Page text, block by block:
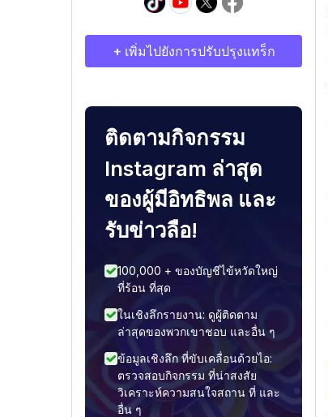
+ เพิ่มไปยังการปรับปรุงแทร็ก
ติดตามกิจกรรม
Instagram ล่าสุด
ของผู้มีอิทธิพล และ
รับข่าวลือ!
100,000 + ของบัญชีไข้หวัดใหญ่
ที่ร้อน ที่สุด
ในเชิงลึกรายงาน: ดูผู้ติดตาม
ล่าสุดของพวกเขาชอบ และอื่น ๆ
ข้อมูลเชิงลึก ที่ขับเคลื่อนด้วยไอ:
ตรวจสอบกิจกรรม ที่น่าสงสัย
วิเคราะห์ความสนใจสถาน ที่ และ
อื่น ๆ